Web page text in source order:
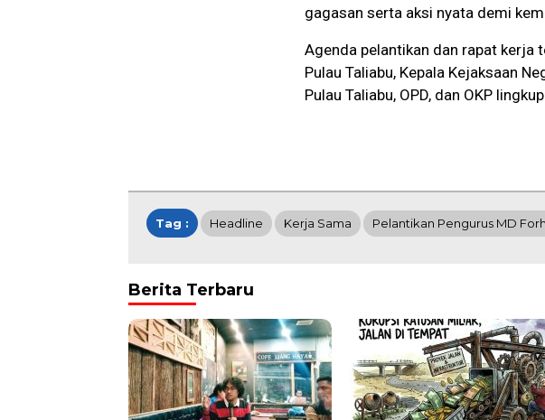
gagasan serta aksi nyata demi
Agenda pelantikan dan rapat kerja
Pulau Taliabu, Kepala Kejaksaan
Pulau Taliabu, OPD, dan OKP
Tag : Headline Kerja Sama Pelantikan Pengurus MD
Berita Terbaru